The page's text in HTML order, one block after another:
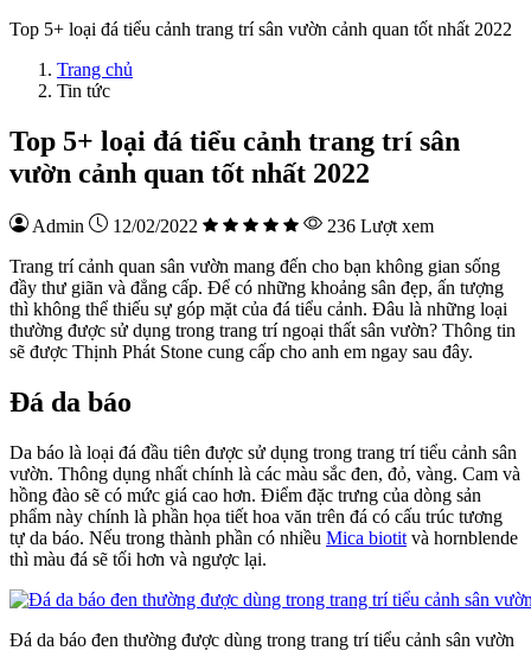
Top 5+ loại đá tiểu cảnh trang trí sân vườn cảnh quan tốt nhất 2022
Trang chủ
Tin tức
Top 5+ loại đá tiểu cảnh trang trí sân
vườn cảnh quan tốt nhất 2022
Admin 12/02/2022
236 Lượt xem
Trang trí cảnh quan sân vườn mang đến cho bạn không gian sống
đầy thư giãn và đẳng cấp. Để có những khoảng sân đẹp, ấn tượng
thì không thể thiếu sự góp mặt của đá tiểu cảnh. Đâu là những loại
thường được sử dụng trong trang trí ngoại thất sân vườn? Thông tin
sẽ được Thịnh Phát Stone cung cấp cho anh em ngay sau đây.
Đá da báo
Da báo là loại đá đầu tiên được sử dụng trong trang trí tiểu cảnh sân
vườn. Thông dụng nhất chính là các màu sắc đen, đỏ, vàng. Cam và
hồng đào sẽ có mức giá cao hơn. Điểm đặc trưng của dòng sản
phẩm này chính là phần họa tiết hoa văn trên đá có cấu trúc tương
tự da báo. Nếu trong thành phần có nhiều Mica biotit và hornblende
thì màu đá sẽ tối hơn và ngược lại.
Đá da báo đen thường được dùng trong trang trí tiểu cảnh sân vườn